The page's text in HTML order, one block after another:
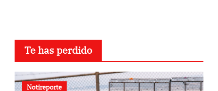
Te has perdido
Notireporte